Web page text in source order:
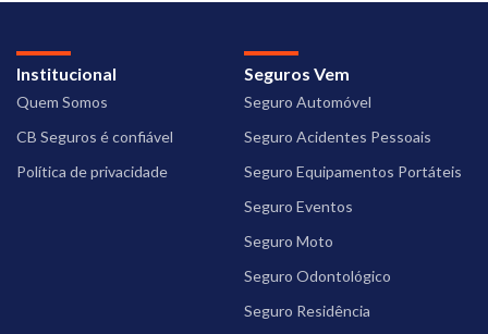
Institucional
Quem Somos
CB Seguros é confiável
Política de privacidade
Seguros Vem
Seguro Automóvel
Seguro Acidentes Pessoais
Seguro Equipamentos Portáteis
Seguro Eventos
Seguro Moto
Seguro Odontológico
Seguro Residência